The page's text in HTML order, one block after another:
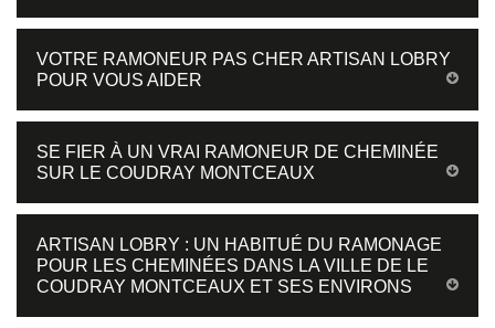
VOTRE RAMONEUR PAS CHER ARTISAN LOBRY
POUR VOUS AIDER
SE FIER À UN VRAI RAMONEUR DE CHEMINÉE
SUR LE COUDRAY MONTCEAUX
ARTISAN LOBRY : UN HABITUÉ DU RAMONAGE
POUR LES CHEMINÉES DANS LA VILLE DE LE
COUDRAY MONTCEAUX ET SES ENVIRONS